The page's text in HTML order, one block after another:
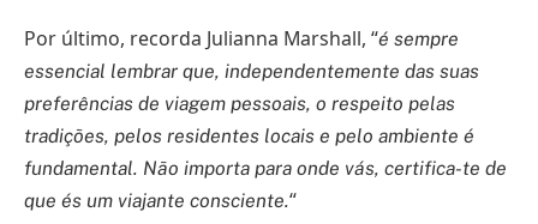
Por último, recorda Julianna Marshall, “é sempre
essencial lembrar que, independentemente das suas
preferências de viagem pessoais, o respeito pelas
tradições, pelos residentes locais e pelo ambiente é
fundamental. Não importa para onde vás, certifica-te de
que és um viajante consciente.“